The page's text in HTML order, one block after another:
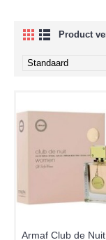
Product
Armaf Club de